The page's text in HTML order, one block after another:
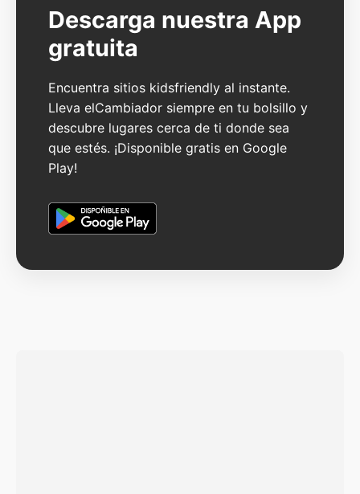
Descarga nuestra App
gratuita
Encuentra sitios kidsfriendly al instante.
Lleva elCambiador siempre en tu bolsillo y
descubre lugares cerca de ti donde sea
que estés. ¡Disponible gratis en Google
Play!